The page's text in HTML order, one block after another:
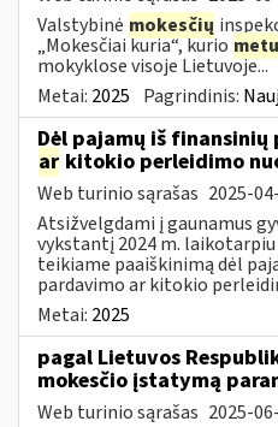
Valstybinė mokesčių
„Mokesčiai kuria“, kurio metu
mokyklose visoje Lietuvoje...
Metai: 2025 Pagrindinis:
Dėl pajamų iš
ar kitokio perleidimo
Web turinio sąrašas 2025-
Atsižvelgdami į gaunamus
vykstantį 2024 m.
teikiame paaiškinimą dėl
pardavimo ar kitokio
Metai: 2025
pagal Lietuvos
mokesčio įstatymą
Web turinio sąrašas 2025-